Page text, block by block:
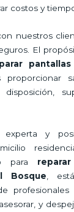
costos y
nuestros
El
proporcionar
disposición,
experta y
para reparar
Bosque ,
profesionales
y